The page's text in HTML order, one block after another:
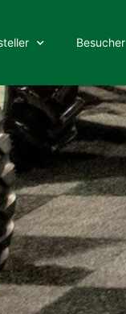
Besucher